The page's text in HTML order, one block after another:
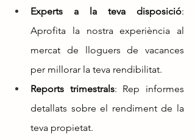
Experts a la teva disposició:
Aprofita la nostra experiència al
mercat de lloguers de vacances
per millorar la teva rendibilitat.
Reports trimestrals: Rep informes
detallats sobre el rendiment de la
teva propietat.